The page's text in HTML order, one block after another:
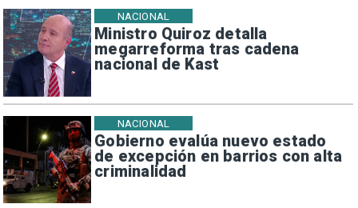
Ministro Quiroz detalla
megarreforma tras cadena
nacional de Kast
NACIONAL
Gobierno evalúa nuevo estado
de excepción en barrios con alta
criminalidad
NACIONAL